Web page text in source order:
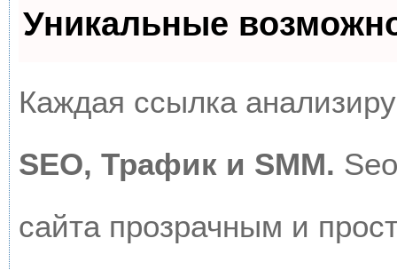
Уникальные
Каждая ссылка
SEO, Трафик и SMM.
сайта прозрачным и